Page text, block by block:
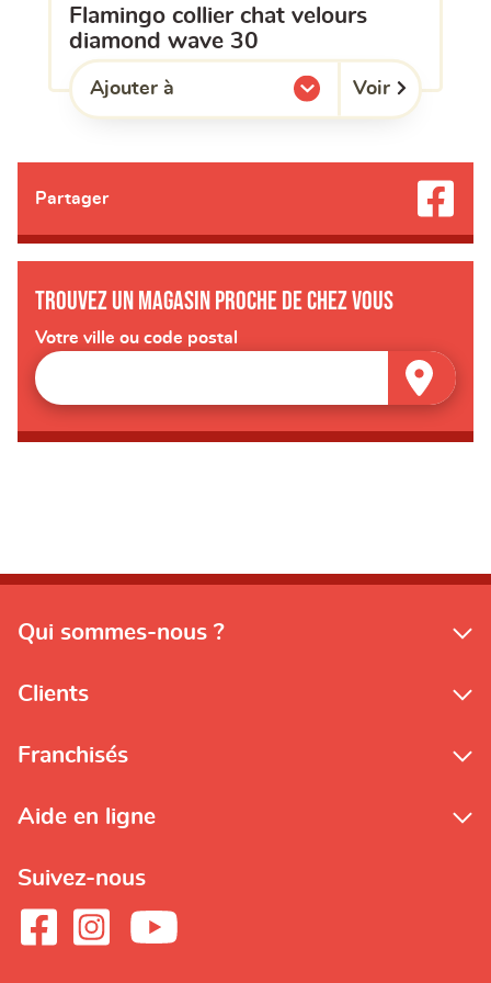
flamingo collier chat velours
diamond wave 30
Ajouter à
l'une de mes listes. Voir
Partager
Trouvez un magasin proche de chez vous
Votre ville ou code postal
Qui sommes-nous ?
Clients
Franchisés
Aide en ligne
Suivez-nous